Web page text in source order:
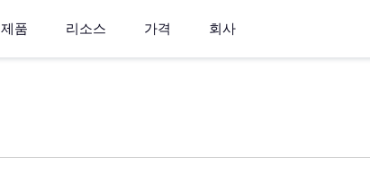
제품 리소스 가격 회사